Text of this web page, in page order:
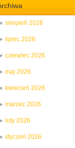
sierpień 2026
lipiec 2026
czerwiec 2026
maj 2026
kwiecień 2026
marzec 2026
luty 2026
styczeń 2026